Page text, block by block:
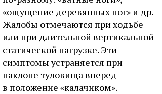
«ощущение деревянных ног» и др.
Жалобы отмечаются при ходьбе
или при длительной вертикальной
статической нагрузке. Эти
симптомы устраняется при
наклоне туловища вперед
в положение «калачиком».